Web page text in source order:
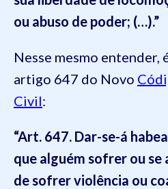
ou abuso de poder; (…).”
Nesse mesmo entender,
artigo 647 do Novo
Civil:
“Art. 647. Dar-se-á
que alguém sofrer ou se
de sofrer violência ou